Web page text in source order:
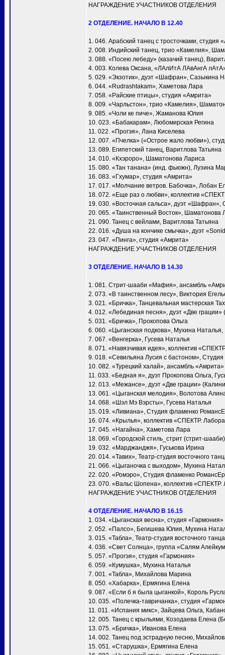
НАГРАЖДЕНИЕ УЧАСТНИКОВ ОТДЕЛЕНИЯ
2 ОТДЕЛЕНИЕ. НАЧАЛО В 12.40
1. 046. Арабский танец с тросточками, студия
2. 008. Индийский танец, трио «Камелия»,
3. 088. «Посею лебеду» (казачий танец),
4. 003. Колева Оксана, «ЛАлИтА ЛАвАнгА
5. 029. «Экзотик», дуэт «Шафран», Сазыкина
6. 044. «Rudrashtakam», Хаметова Лара
7. 058. «Райские птицы», студия «Амрита»
8. 009. «Чарльстон», трио «Камелия»,
9. 085. «Чоли ке пиче», Жаманова Юлия
10. 023. «Бабакарам», Любомирская Регина
11. 022. «Прогэя», Лана Киселева
12. 007. «Пчелка» («Острое жало любви»),
13. 089. Египетский танец, Варитлова Татьяна
14. 010. «Кхэроро», Шаматонова Лариса
15. 080. «Тан танана» (инд. фьюжн), Лузина
16. 083. «Гхумар», студия «Амрита»
17. 017. «Молчание ветров. Бабочка», Лобан
18. 072. «Еще раз о любви», коллектив
19. 030. «Восточная сальса», дуэт
20. 065. «Таинственный Восток», Шаматонова
21. 090. Танец с вейлами, Варитлова Татьяна
22. 016. «Душа на кончике смычка», дуэт
23. 047. «Пинга», студия «Амрита»
НАГРАЖДЕНИЕ УЧАСТНИКОВ ОТДЕЛЕНИЯ
3 ОТДЕЛЕНИЕ. НАЧАЛО В 14.30
1. 081. Стрит-шааби «Мафия», ансамбль
2. 073. «В таинственном лесу», Виктория
3. 021. «Бричка», Танцевальная мастерская
4. 012. «Лебединая песня», дуэт «Две
5. 031. «Бричка», Прокопова Ольга
6. 060. «Цыганская подкова», Мухина
7. 067. «Венгерка», Гусева Наталья
8. 071. «Навязчивая идея», коллектив
9. 018. «Севильяна Лусия с бастоном»,
10. 082. «Турецкий халай», ансамбль «Амрита»
11. 033. «Бедная я», дуэт Прокопова Ольга,
12. 013. «Межансе», дуэт «Две грации»
13. 061. «Цыганская мелодия», Волотова
14. 068. «Шэл Мэ Вэрсты», Гусева Наталья
15. 019. «Ливиана», Студия фламенко
16. 074. «Крылья», коллектив «СПЕКТР.
17. 045. «Нагайна», Хаметова Лара
18. 069. «Городской стиль_стрит (стрит-
19. 032. «Марджанджя», Гуськова Ирина
20. 014. «Тавих», Театр-студия восточного
21. 066. «Цыганочка с выходом», Мухина
22. 020. «Ромэро», Студия фламенко
23. 070. «Вальс Шопена», коллектив «СПЕКТР.
НАГРАЖДЕНИЕ УЧАСТНИКОВ ОТДЕЛЕНИЯ
4 ОТДЕЛЕНИЕ. НАЧАЛО В 16.15
1. 034. «Цыганская весна», студия «Гармония»
2. 052. «Палсо», Бегишева Юлия, Мухина
3. 015. «Табла», Театр-студия восточного
4. 036. «Свет Солнца», группа «Салям
5. 057. «Прогэя», студия «Гармония»
6. 059. «Кумушка», Мухина Наталья
7. 001. «Taбла», Михайлова Марина
8. 050. «Хабарка», Ермягина Елена
9. 087. «Если б я была цыганкой», Король
10. 035. «Полечка-тавричанка», студия
11. 011. «Испания микс», Зайцева Ольга,
12. 005. Танец с крыльями, Козодаева Елена
13. 075. «Бричка», Иванова Елена
14. 002. Танец под эстрадную песню,
15. 051. «Старушка», Ермягина Елена